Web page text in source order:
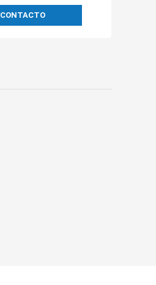
CONTACTO